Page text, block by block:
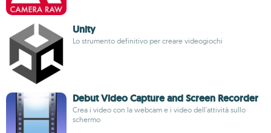
Unity
Lo strumento definitivo per creare videogiochi
Debut Video Capture and Screen Recorder
Crea i video con la webcam e i video dell'attività sullo
schermo